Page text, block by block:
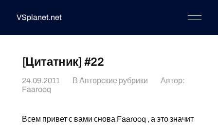
VSplanet.net
[Цитатник] #22
24.09.2011 В Авторские рубрики
Автор:
Faarooq
Всем привет с вами снова Faarooq , а это значит